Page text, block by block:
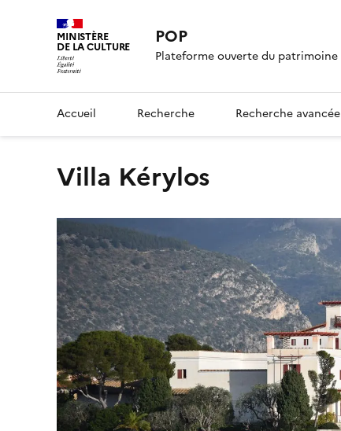
MINISTÈRE
DE LA CULTURE POP
Plateforme ouverte du patrimoine
Accueil Recherche Recherche avancée
Villa Kérylos